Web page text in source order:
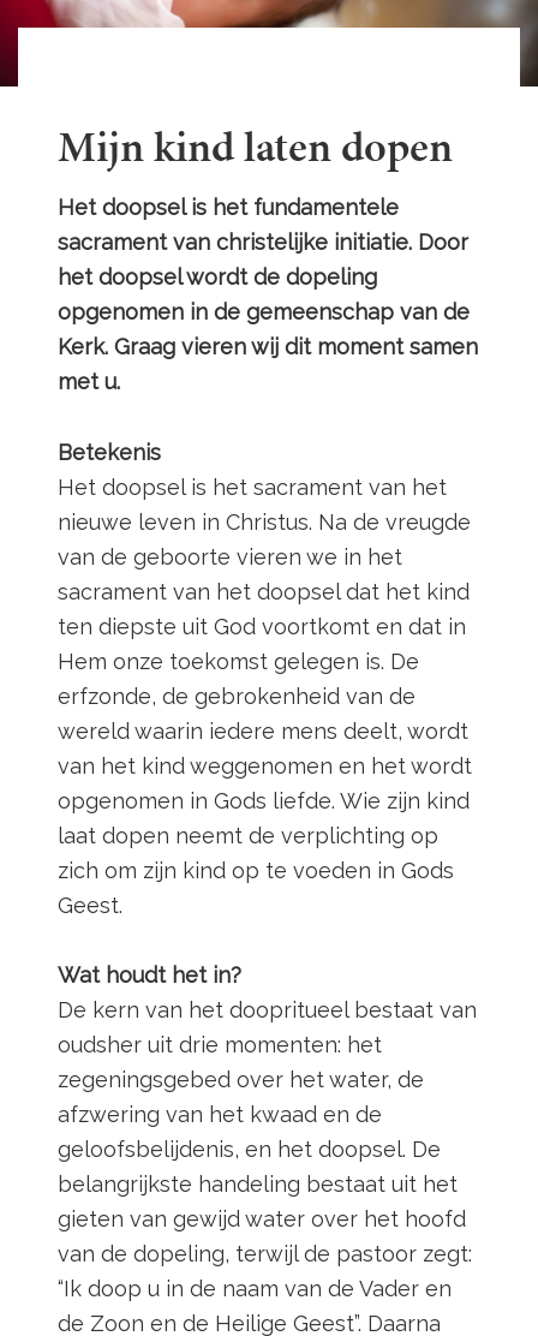
Mijn kind laten dopen
Het doopsel is het fundamentele
sacrament van christelijke initiatie. Door
het doopsel wordt de dopeling
opgenomen in de gemeenschap van de
Kerk. Graag vieren wij dit moment samen
met u.
Betekenis
Het doopsel is het sacrament van het
nieuwe leven in Christus. Na de vreugde
van de geboorte vieren we in het
sacrament van het doopsel dat het kind
ten diepste uit God voortkomt en dat in
Hem onze toekomst gelegen is. De
erfzonde, de gebrokenheid van de
wereld waarin iedere mens deelt, wordt
van het kind weggenomen en het wordt
opgenomen in Gods liefde. Wie zijn kind
laat dopen neemt de verplichting op
zich om zijn kind op te voeden in Gods
Geest.
Wat houdt het in?
De kern van het doopritueel bestaat van
oudsher uit drie momenten: het
zegeningsgebed over het water, de
afzwering van het kwaad en de
geloofsbelijdenis, en het doopsel. De
belangrijkste handeling bestaat uit het
gieten van gewijd water over het hoofd
van de dopeling, terwijl de pastoor zegt:
“Ik doop u in de naam van de Vader en
de Zoon en de Heilige Geest”. Daarna